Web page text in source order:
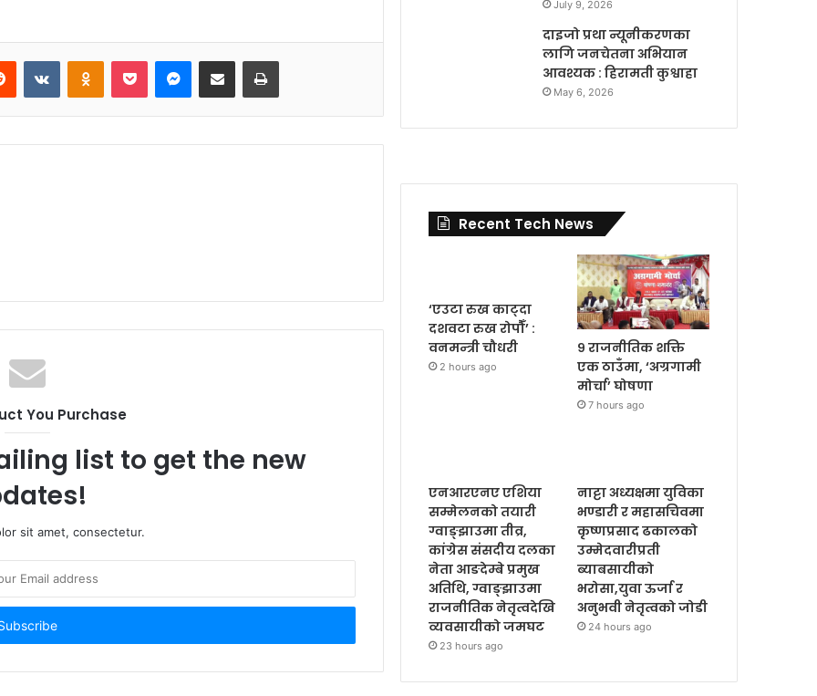
You Purchase
list to get the new
sit amet, consectetur.
July 9, 2026
दाइजो प्रथा न्यूनीकरणका
लागि जनचेतना अभियान
आवश्यक : हिरामती कुश्वाहा
May 6, 2026
Recent Tech News
‘एउटा रुख काट्दा
दशवटा रुख रोपौँ’ :
वनमन्त्री चौधरी
2 hours ago
९ राजनीतिक शक्ति
एक ठाउँमा, ‘अग्रगामी
मोर्चा’ घोषणा
7 hours ago
एनआरएनए एशिया
सम्मेलनको तयारी
ग्वाङ्झाउमा तीव्र,
कांग्रेस संसदीय दलका
नेता आङदेम्बे प्रमुख
अतिथि, ग्वाङ्झाउमा
राजनीतिक नेतृत्वदेखि
व्यवसायीको जमघट
23 hours ago
नाट्टा अध्यक्षमा युविका
भण्डारी र महासचिवमा
कृष्णप्रसाद ढकालको
उम्मेदवारीप्रती
ब्याबसायीको
भरोसा,युवा ऊर्जा र
अनुभवी नेतृत्वको जोडी
24 hours ago